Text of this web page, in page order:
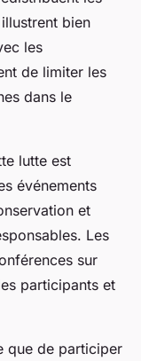
bien
les
de limiter les
dans le
lutte est
événements
et
Les
sur
participants et
que de participer